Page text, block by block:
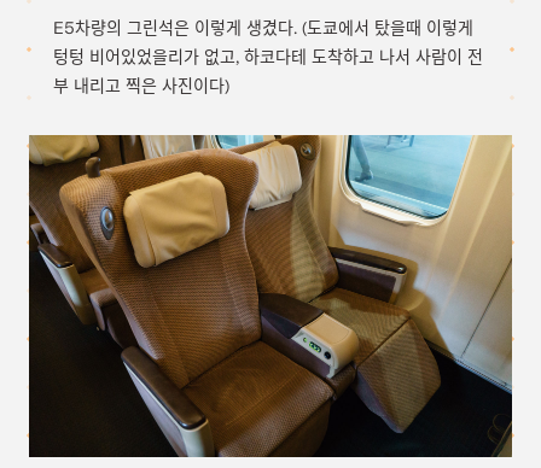
E5차량의 그린석은 이렇게 생겼다. (도쿄에서 탔을때 이렇게
텅텅 비어있었을리가 없고, 하코다테 도착하고 나서 사람이 전
부 내리고 찍은 사진이다)